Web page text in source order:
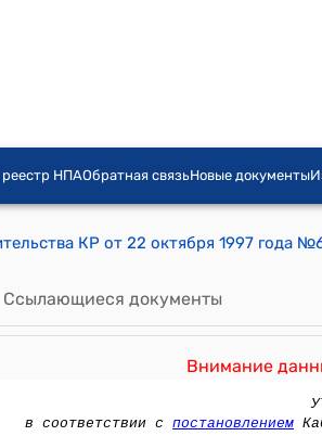
реестр НПАОбратная связьНовые документы
Ссылающиеся документы
Внимание